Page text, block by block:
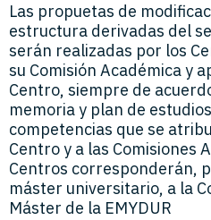
Las propuetas de
estructura derivadas del
serán realizadas por los
su Comisión Académica y
Centro, siempre de
memoria y plan de
competencias que se
Centro y a las Comisiones
Centros corresponderán,
máster universitario, a la
Máster de la EMYDUR